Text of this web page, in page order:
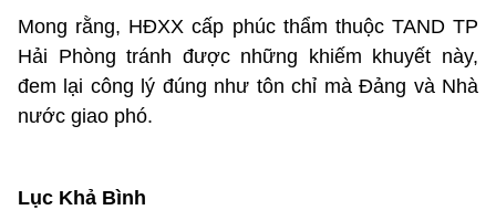
Mong rằng, HĐXX cấp phúc thẩm thuộc TAND TP
Hải Phòng tránh được những khiếm khuyết này,
đem lại công lý đúng như tôn chỉ mà Đảng và Nhà
nước giao phó.
Lục Khả Bình